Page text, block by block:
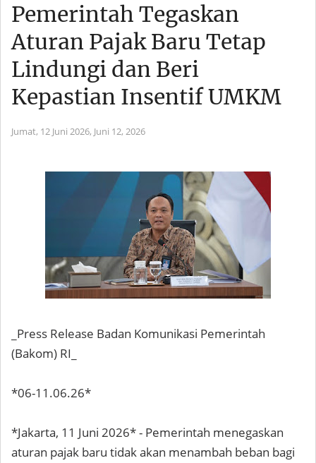
Pemerintah Tegaskan
Aturan Pajak Baru Tetap
Lindungi dan Beri
Kepastian Insentif UMKM
Jumat, 12 Juni 2026, Juni 12, 2026
_Press Release Badan Komunikasi Pemerintah
(Bakom) RI_
*06-11.06.26*
*Jakarta, 11 Juni 2026* - Pemerintah menegaskan
aturan pajak baru tidak akan menambah beban bagi